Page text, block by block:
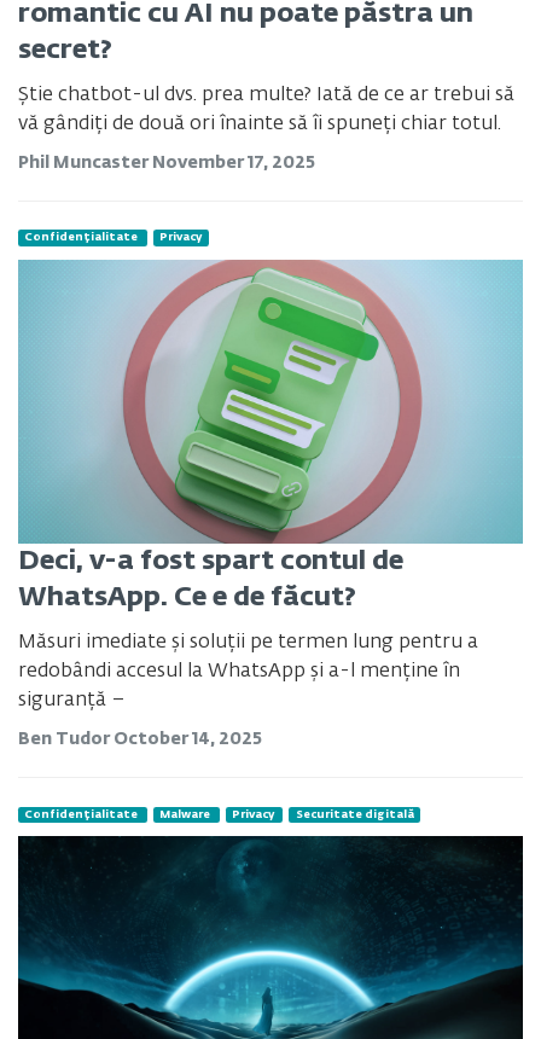
romantic cu AI nu poate păstra un
secret?
Știe chatbot-ul dvs. prea multe? Iată de ce ar trebui să
vă gândiți de două ori înainte să îi spuneți chiar totul.
Phil Muncaster November 17, 2025
Confidențialitate Privacy
Deci, v-a fost spart contul de
WhatsApp. Ce e de făcut?
Măsuri imediate și soluții pe termen lung pentru a
redobândi accesul la WhatsApp și a-l menține în
siguranță –
Ben Tudor October 14, 2025
Confidențialitate Malware Privacy Securitate digitală